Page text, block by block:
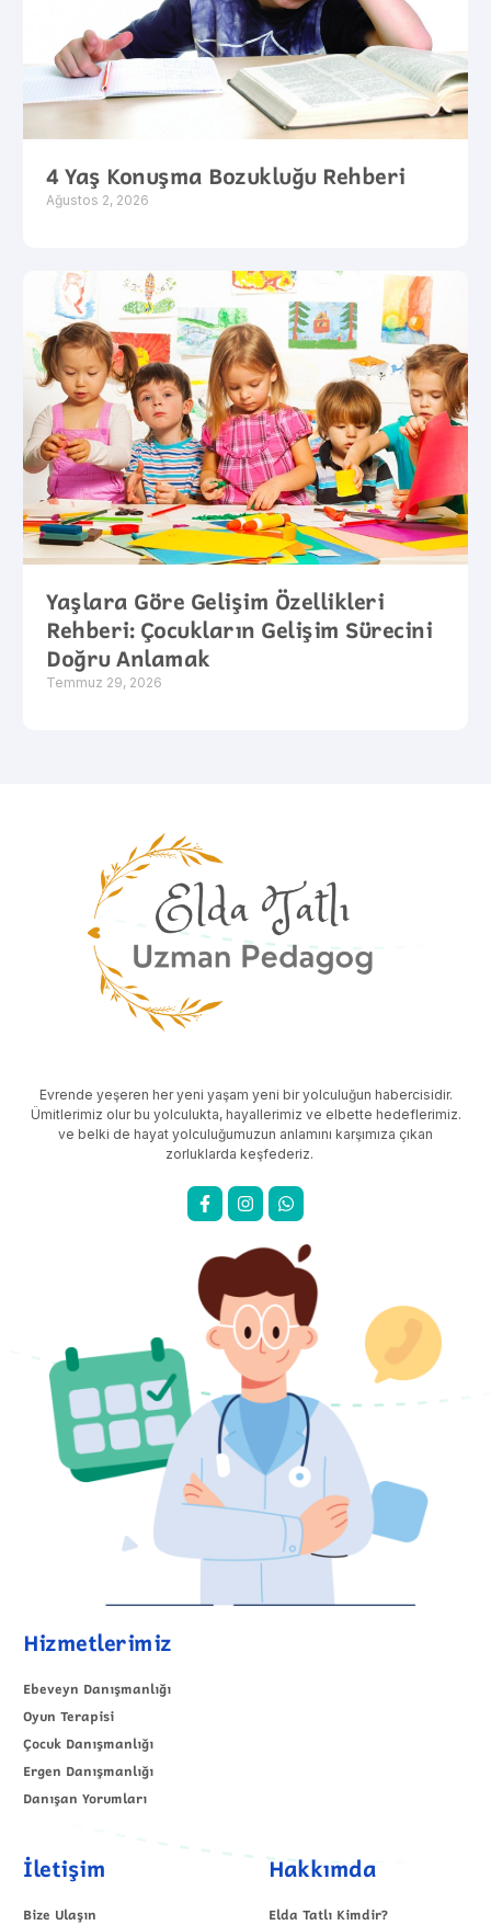
4 Yaş Konuşma Bozukluğu Rehberi
Ağustos 2, 2026
Yaşlara Göre Gelişim Özellikleri
Rehberi: Çocukların Gelişim Sürecini
Doğru Anlamak
Temmuz 29, 2026
Evrende yeşeren her yeni yaşam yeni bir yolculuğun habercisidir.
Ümitlerimiz olur bu yolculukta, hayallerimiz ve elbette hedeflerimiz.
ve belki de hayat yolculuğumuzun anlamını karşımıza çıkan
zorluklarda keşfederiz.
Hizmetlerimiz
Ebeveyn Danışmanlığı
Oyun Terapisi
Çocuk Danışmanlığı
Ergen Danışmanlığı
Danışan Yorumları
İletişim
Bize Ulaşın
Hakkımda
Elda Tatlı Kimdir?